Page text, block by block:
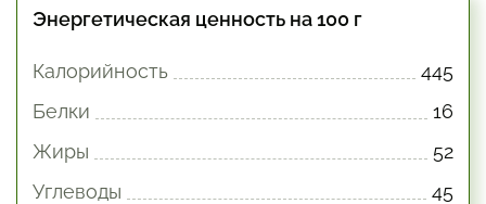
Энергетическая ценность на 100 г
Калорийность
445
Белки
16
Жиры
52
Углеводы
45